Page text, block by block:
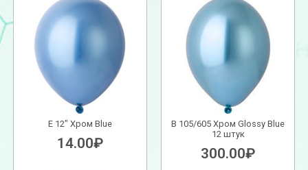
Е 12″ Хром Blue
14.00₽
В 105/605 Хром Glossy Blue
12 штук
300.00₽